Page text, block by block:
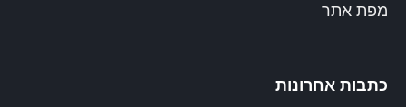
מפת אתר
כתבות אחרונות